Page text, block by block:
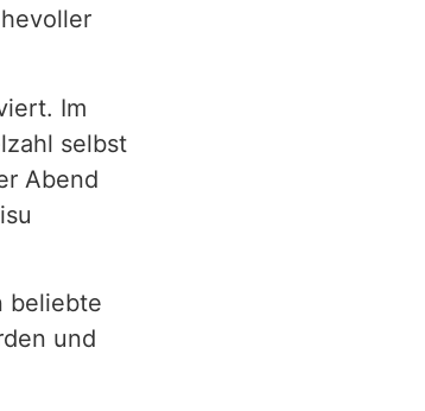
Im
selbst
Abend
beliebte
und